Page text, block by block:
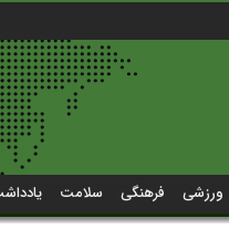
ورزشی فرهنگی سلامت